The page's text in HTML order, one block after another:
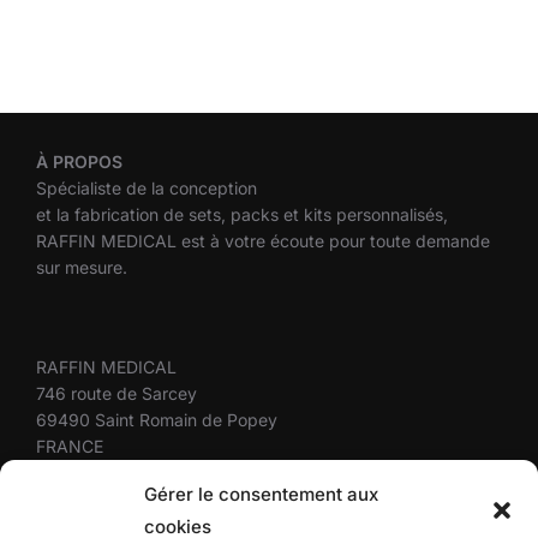
Gérer le consentement aux
cookies
À PROPOS
Spécialiste de la conception
et la fabrication de sets, packs et kits personnalisés,
RAFFIN MEDICAL est à votre écoute pour toute demande
sur mesure.
RAFFIN MEDICAL
746 route de Sarcey
69490 Saint Romain de Popey
FRANCE